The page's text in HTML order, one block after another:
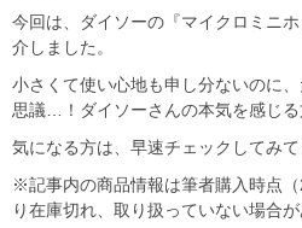
今回は、ダイソーの『マイクロミニ
介しました。
小さくて使い心地も申し分ないのに
思議…！ダイソーさんの本気を感じる
気になる方は、早速チェックしてみて
※記事内の商品情報は筆者購入時点
り在庫切れ、取り扱っていない場合が